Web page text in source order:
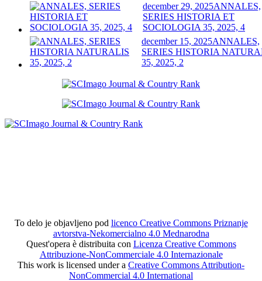
december 29, 2025ANNALES,
SERIES HISTORIA ET
SOCIOLOGIA 35, 2025, 4
december 15, 2025ANNALES,
SERIES HISTORIA
35, 2025, 2
To delo je objavljeno pod licenco Creative Commons Priznanje
avtorstva-Nekomercialno 4.0 Mednarodna
Quest'opera è distribuita con Licenza Creative Commons
Attribuzione-NonCommerciale 4.0 Internazionale
This work is licensed under a Creative Commons Attribution-
NonCommercial 4.0 International